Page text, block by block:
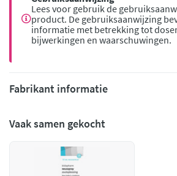
Lees voor gebruik de
product. De gebruiksaanwijzing
informatie met betrekking tot
bijwerkingen en waarschuwingen.
Fabrikant informatie
Vaak samen gekocht